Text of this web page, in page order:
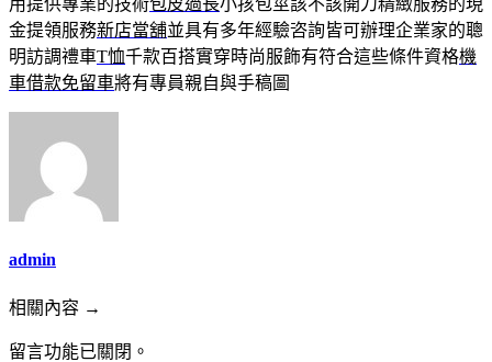
用提供專業的技術包皮過長小孩包莖該不該開刀精緻服務的現
金提領服務新店當舖並具有多年經驗咨詢皆可辦理企業家的聰
明訪調禮車T恤千款百搭實穿時尚服飾有符合這些條件資格機
車借款免留車將有專員親自與手稿圖
admin
相關內容 →
留言功能已關閉。